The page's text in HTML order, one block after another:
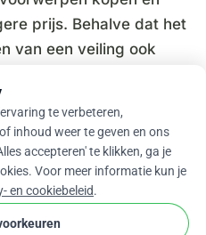
prijs. Behalve dat het
van een veiling ook
en obscure
idee. Je kunt een
door het
bekend te maken.
een ontbijt
te verbeteren,
inhoud weer te geven en ons
accepteren' te klikken, ga je
Voor meer informatie kun je
en cookiebeleid.